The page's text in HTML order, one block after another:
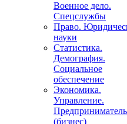
Военное дело.
Спецслужбы
Право.
науки
Статистика.
Демография.
Социальное
обеспечение
Экономика.
Управление.
(бизнес)